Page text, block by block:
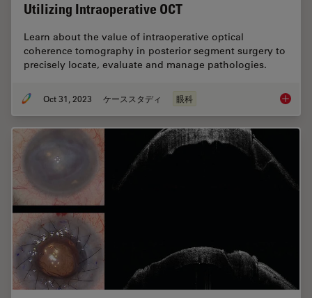
Utilizing Intraoperative OCT
Learn about the value of intraoperative optical
coherence tomography in posterior segment surgery to
precisely locate, evaluate and manage pathologies.
Oct 31, 2023 ケーススタディ 眼科